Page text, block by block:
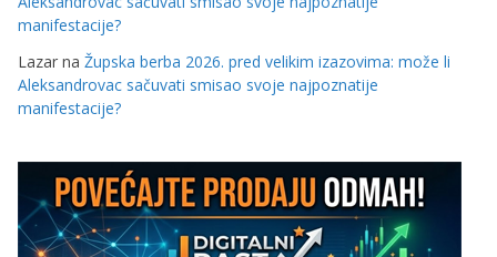
manifestacije?
Lazar na Župska berba 2026. pred velikim izazovima: može li
Aleksandrovac sačuvati smisao svoje najpoznatije
manifestacije?